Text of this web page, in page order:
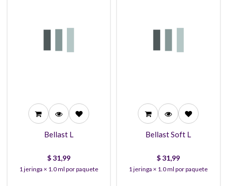
Bellast L
$31,99
1 jeringa × 1.0 ml por paquete
Bellast Soft L
$31,99
1 jeringa × 1.0 ml por paquete